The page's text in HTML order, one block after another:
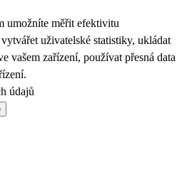
umožníte měřit efektivitu
uživatelské statistiky, ukládat
vašem zařízení, používat přesná data
údajů